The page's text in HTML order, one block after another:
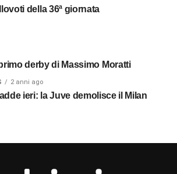
della 36ª giornata
derby di Massimo Moratti
2 anni ago
ieri: la Juve demolisce il Milan